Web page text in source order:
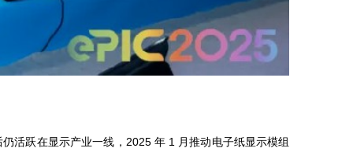
活跃在显示产业一线，2025 年 1 月推动电子纸显示模组